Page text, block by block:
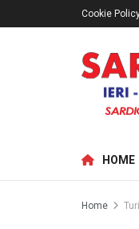
Cookie
HOME
Home